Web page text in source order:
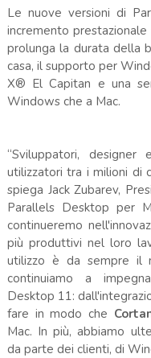
Le nuove versioni di
incremento
prolunga la durata della
casa, il supporto per
X® El Capitan e una
Windows che a Mac.
“Sviluppatori,
utilizzatori tra i milioni di
spiega Jack Zubarev,
Parallels Desktop per
continueremo
più produttivi nel loro
utilizzo è da sempre il
continuiamo a
Desktop 11:
fare in modo che
Mac. In più, abbiamo
da parte dei clienti, di